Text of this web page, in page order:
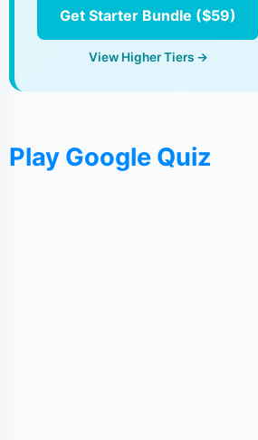
Get Starter Bundle ($59)
View Higher Tiers →
Play Google Quiz